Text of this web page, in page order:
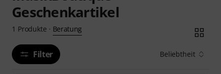
Geschenkartikel
1 Produkte · Beratung
Filter Beliebtheit